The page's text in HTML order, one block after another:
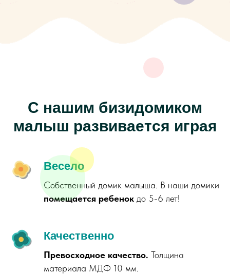
С нашим бизидомиком
малыш развивается играя
Весело
Собственный домик малыша. В наши домики
помещается ребенок до 5-6 лет!
Качественно
Превосходное качество. Толщина
материала МДФ 10 мм.